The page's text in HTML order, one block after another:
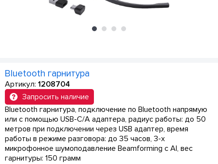
Bluetooth гарнитура
Артикул: 1208704
Запросить наличие
Bluetooth гарнитура, подключение по Bluetooth напрямую
или с помощью USB-C/A адаптера, радиус работы: до 50
метров при подключении через USB адаптер, время
работы в режиме разговора: до 35 часов, 3-х
микрофонное шумоподавление Beamforming с AI, вес
гарнитуры: 150 грамм